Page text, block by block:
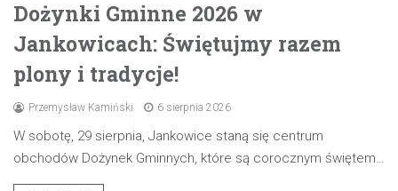
Dożynki Gminne 2026 w
Jankowicach: Świętujmy razem
plony i tradycje!
Przemysław Kamiński 6 sierpnia 2026
W sobotę, 29 sierpnia, Jankowice staną się centrum
obchodów Dożynek Gminnych, które są corocznym świętem…